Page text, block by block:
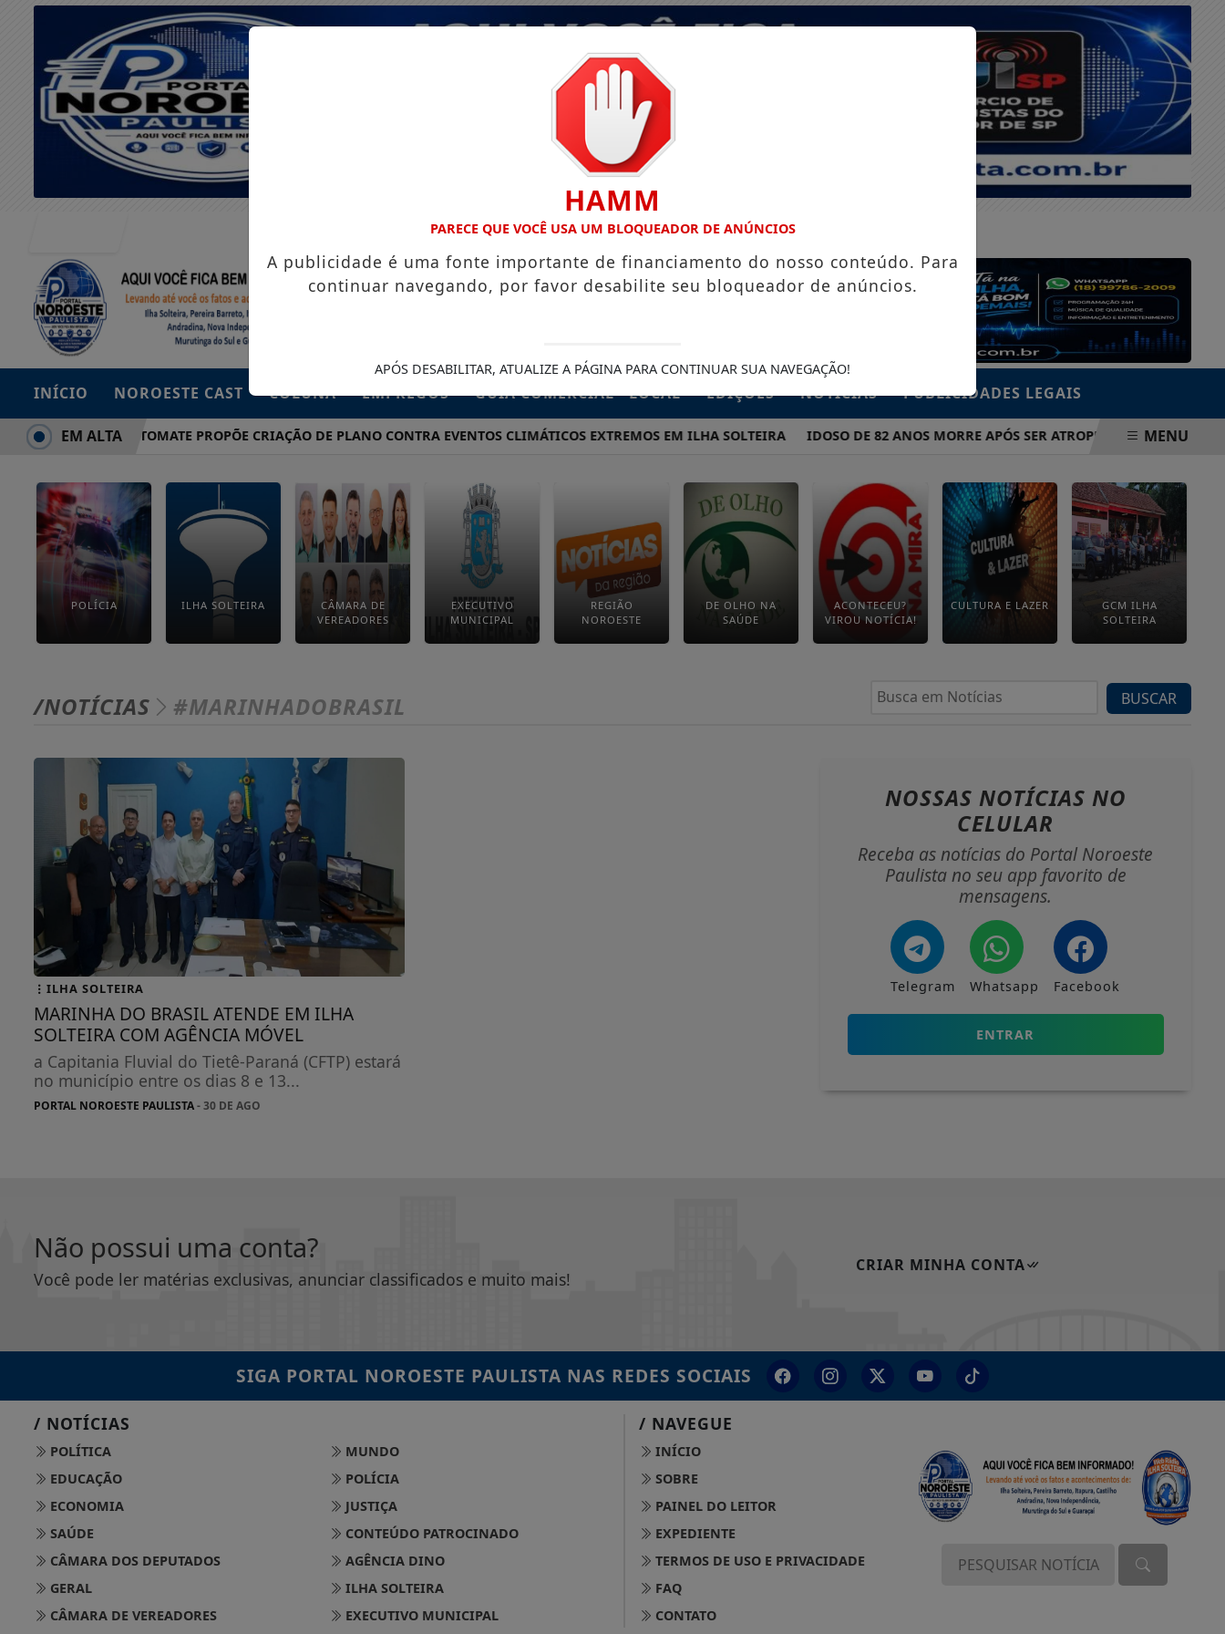
INÍCIO NOROESTE CAST COLUNA EMPREGOS GUIA COMERCIAL - LOCAL EDIÇÕES NOTÍCIAS PUBLICIDADES LEGAIS
VEREADOR TOMATE PROPÕE CRIAÇÃO DE PLANO CONTRA EVENTOS CLIMÁTICOS EXTREMOS EM ILHA SOLTEIRA IDOSO DE 82 ANOS MORRE APÓS SER ATROPELADO EM AVENIDA
EM ALTA MENU
POLÍCIA ILHA SOLTEIRA
CÂMARA DE
VEREADORES
EXECUTIVO
MUNICIPAL
REGIÃO
NOROESTE
DE OLHO NA
SAÚDE
ACONTECEU?
VIROU NOTÍCIA!
CULTURA E LAZER
GCM ILHA
SOLTEIRA
/NOTÍCIAS #MARINHADOBRASIL BUSCAR
ILHA SOLTEIRA
MARINHA DO BRASIL ATENDE EM ILHA
SOLTEIRA COM AGÊNCIA MÓVEL
a Capitania Fluvial do Tietê-Paraná (CFTP) estará
no município entre os dias 8 e 13...
PORTAL NOROESTE PAULISTA- 30 DE AGO
NOSSAS NOTÍCIAS NO
CELULAR
Receba as notícias do Portal Noroeste
Paulista no seu app favorito de
mensagens.
Telegram Whatsapp Facebook
ENTRAR
Não possui uma conta?
Você pode ler matérias exclusivas, anunciar classificados e muito mais!
CRIAR MINHA CONTA
SIGA PORTAL NOROESTE PAULISTA NAS REDES SOCIAIS
/ NOTÍCIAS
POLÍTICA
MUNDO
EDUCAÇÃO
POLÍCIA
ECONOMIA
JUSTIÇA
SAÚDE
CONTEÚDO PATROCINADO
CÂMARA DOS DEPUTADOS
AGÊNCIA DINO
GERAL
ILHA SOLTEIRA
CÂMARA DE VEREADORES
EXECUTIVO MUNICIPAL
/ NAVEGUE
INÍCIO
SOBRE
PAINEL DO LEITOR
EXPEDIENTE
TERMOS DE USO E PRIVACIDADE
FAQ
CONTATO
HAMM
PARECE QUE VOCÊ USA UM BLOQUEADOR DE ANÚNCIOS
A publicidade é uma fonte importante de financiamento do nosso conteúdo. Para
continuar navegando, por favor desabilite seu bloqueador de anúncios.
APÓS DESABILITAR, ATUALIZE A PÁGINA PARA CONTINUAR SUA NAVEGAÇÃO!